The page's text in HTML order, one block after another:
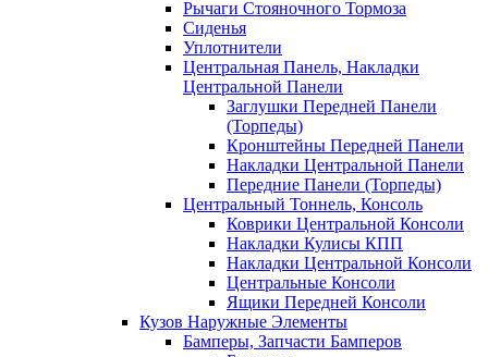
Рычаги Стояночного Тормоза
Сиденья
Уплотнители
Центральная Панель, Накладки
Центральной Панели
Заглушки Передней Панели
(Торпеды)
Кронштейны Передней Панели
Накладки Центральной Панели
Передние Панели (Торпеды)
Центральный Тоннель, Консоль
Коврики Центральной Консоли
Накладки Кулисы КПП
Накладки Центральной Консоли
Центральные Консоли
Ящики Передней Консоли
Кузов Наружные Элементы
Бамперы, Запчасти Бамперов